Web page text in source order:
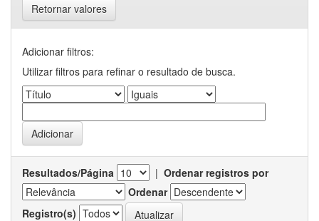
Retornar valores
Adicionar filtros:
Utilizar filtros para refinar o resultado de busca.
Resultados/Página | Ordenar registros por
Ordenar
Registro(s)